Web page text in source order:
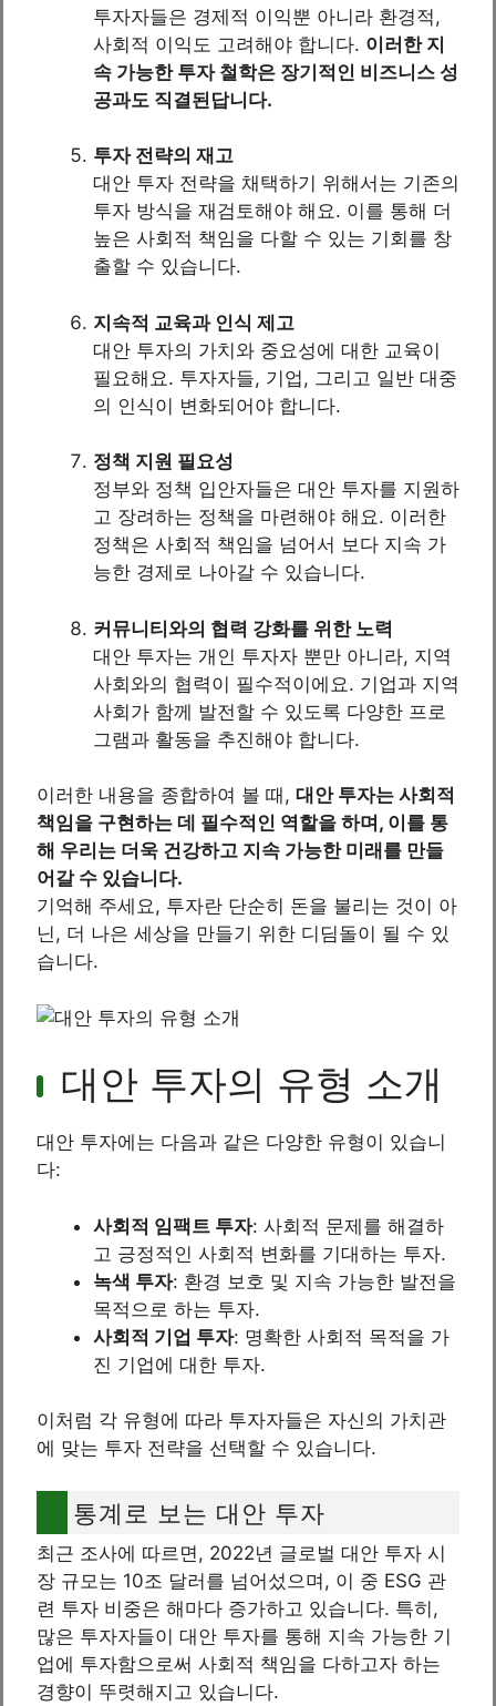
투자자들은 경제적 이익뿐 아니라 환경적,
사회적 이익도 고려해야 합니다. 이러한 지
속 가능한 투자 철학은 장기적인 비즈니스 성
공과도 직결된답니다.
투자 전략의 재고
대안 투자 전략을 채택하기 위해서는 기존의
투자 방식을 재검토해야 해요. 이를 통해 더
높은 사회적 책임을 다할 수 있는 기회를 창
출할 수 있습니다.
지속적 교육과 인식 제고
대안 투자의 가치와 중요성에 대한 교육이
필요해요. 투자자들, 기업, 그리고 일반 대중
의 인식이 변화되어야 합니다.
정책 지원 필요성
정부와 정책 입안자들은 대안 투자를 지원하
고 장려하는 정책을 마련해야 해요. 이러한
정책은 사회적 책임을 넘어서 보다 지속 가
능한 경제로 나아갈 수 있습니다.
커뮤니티와의 협력 강화를 위한 노력
대안 투자는 개인 투자자 뿐만 아니라, 지역
사회와의 협력이 필수적이에요. 기업과 지역
사회가 함께 발전할 수 있도록 다양한 프로
그램과 활동을 추진해야 합니다.
이러한 내용을 종합하여 볼 때, 대안 투자는 사회적
책임을 구현하는 데 필수적인 역할을 하며, 이를 통
해 우리는 더욱 건강하고 지속 가능한 미래를 만들
어갈 수 있습니다.
기억해 주세요, 투자란 단순히 돈을 불리는 것이 아
닌, 더 나은 세상을 만들기 위한 디딤돌이 될 수 있
습니다.
대안 투자의 유형 소개
대안 투자에는 다음과 같은 다양한 유형이 있습니
다:
사회적 임팩트 투자: 사회적 문제를 해결하
고 긍정적인 사회적 변화를 기대하는 투자.
녹색 투자: 환경 보호 및 지속 가능한 발전을
목적으로 하는 투자.
사회적 기업 투자: 명확한 사회적 목적을 가
진 기업에 대한 투자.
이처럼 각 유형에 따라 투자자들은 자신의 가치관
에 맞는 투자 전략을 선택할 수 있습니다.
통계로 보는 대안 투자
최근 조사에 따르면, 2022년 글로벌 대안 투자 시
장 규모는 10조 달러를 넘어섰으며, 이 중 ESG 관
련 투자 비중은 해마다 증가하고 있습니다. 특히,
많은 투자자들이 대안 투자를 통해 지속 가능한 기
업에 투자함으로써 사회적 책임을 다하고자 하는
경향이 뚜렷해지고 있습니다.